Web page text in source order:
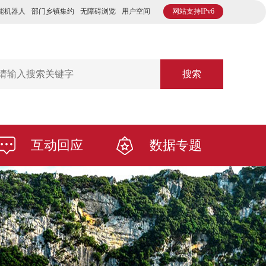
网站支持IPv6
机器人 部门乡镇集约 无障碍浏览 用户空间
搜索
互动回应 数据专题